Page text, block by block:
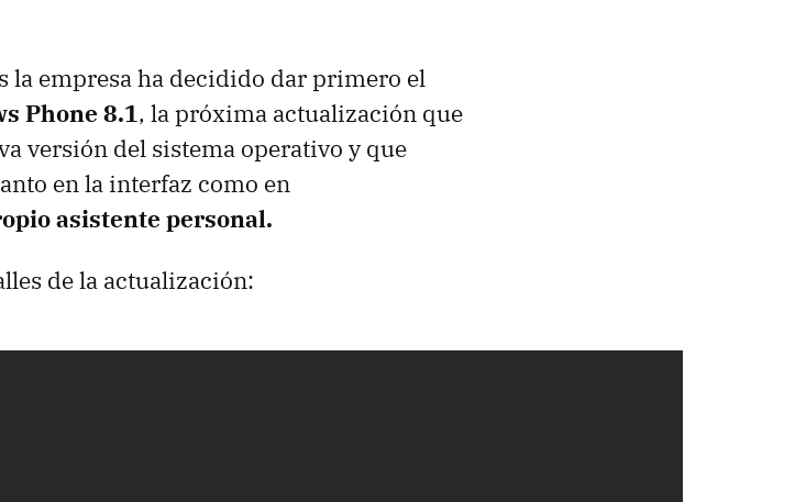
la empresa ha decidido dar primero el
Phone 8.1, la próxima actualización que
versión del sistema operativo y que
en la interfaz como en
asistente personal.
de la actualización: